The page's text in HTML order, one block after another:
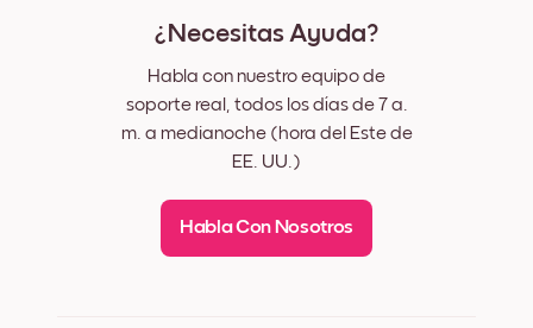
¿Necesitas Ayuda?
Habla con nuestro equipo de
soporte real, todos los días de 7 a.
m. a medianoche (hora del Este de
EE. UU.)
Habla Con Nosotros